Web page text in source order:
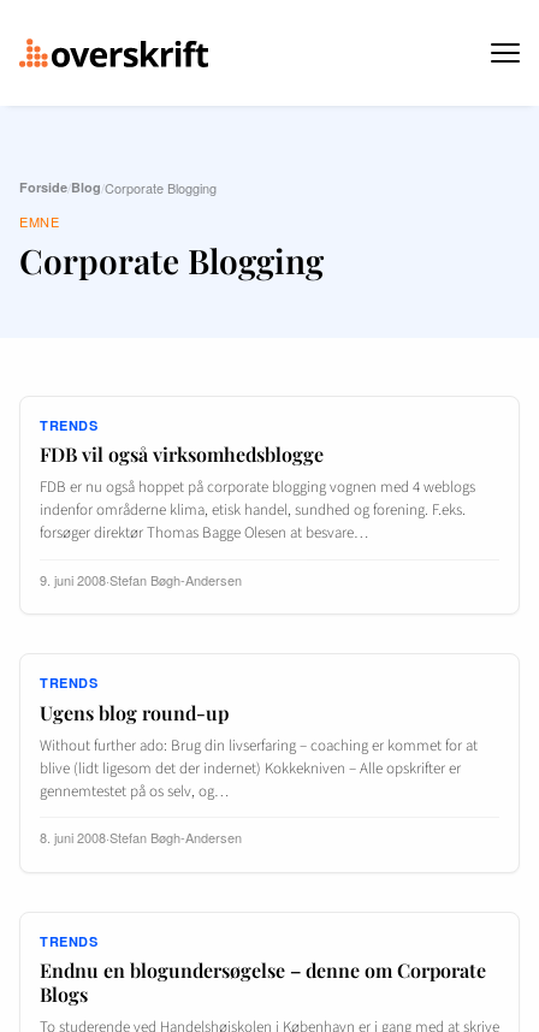
Forside/Blog/Corporate Blogging
EMNE
Corporate Blogging
TRENDS
FDB vil også virksomhedsblogge
FDB er nu også hoppet på corporate blogging vognen med 4 weblogs
indenfor områderne klima, etisk handel, sundhed og forening. F.eks.
forsøger direktør Thomas Bagge Olesen at besvare…
9. juni 2008·Stefan Bøgh-Andersen
TRENDS
Ugens blog round-up
Without further ado: Brug din livserfaring – coaching er kommet for at
blive (lidt ligesom det der indernet) Kokkekniven – Alle opskrifter er
gennemtestet på os selv, og…
8. juni 2008·Stefan Bøgh-Andersen
TRENDS
Endnu en blogundersøgelse – denne om Corporate
Blogs
To studerende ved Handelshøjskolen i København er i gang med at skrive